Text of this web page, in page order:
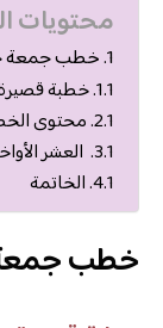
محتويات
خطب جمعة
خطبة
محتوى
العشر
الخاتمة
خطب